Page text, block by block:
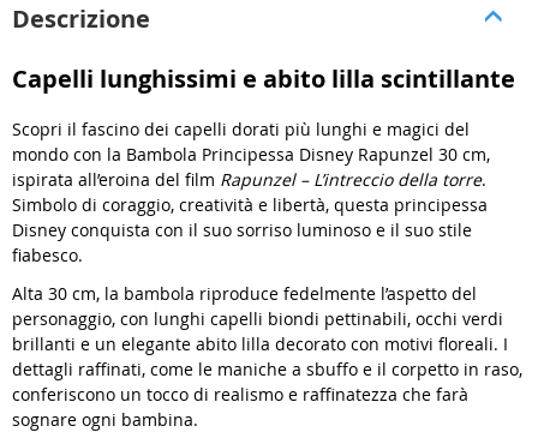
Descrizione
Capelli lunghissimi e abito lilla scintillante
Scopri il fascino dei capelli dorati più lunghi e magici del
mondo con la Bambola Principessa Disney Rapunzel 30 cm,
ispirata all’eroina del film Rapunzel – L’intreccio della torre.
Simbolo di coraggio, creatività e libertà, questa principessa
Disney conquista con il suo sorriso luminoso e il suo stile
fiabesco.
Alta 30 cm, la bambola riproduce fedelmente l’aspetto del
personaggio, con lunghi capelli biondi pettinabili, occhi verdi
brillanti e un elegante abito lilla decorato con motivi floreali. I
dettagli raffinati, come le maniche a sbuffo e il corpetto in raso,
conferiscono un tocco di realismo e raffinatezza che farà
sognare ogni bambina.